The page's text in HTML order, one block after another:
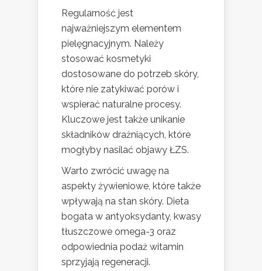
Regularność jest
najważniejszym elementem
pielęgnacyjnym. Należy
stosować kosmetyki
dostosowane do potrzeb skóry,
które nie zatykiwać porów i
wspierać naturalne procesy.
Kluczowe jest także unikanie
składników drażniących, które
mogłyby nasilać objawy ŁZS.
Warto zwrócić uwagę na
aspekty żywieniowe, które także
wpływają na stan skóry. Dieta
bogata w antyoksydanty, kwasy
tłuszczowe omega-3 oraz
odpowiednia podaż witamin
sprzyjają regeneracji.